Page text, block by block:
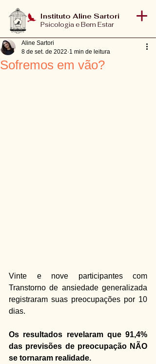
Instituto Aline Sartori
Psicologia e Bem Estar
Sofremos em vão?
Aline Sartori
8 de set. de 2022 1 min de leitura
Vinte e nove participantes com
Transtorno de ansiedade generalizada
registraram suas preocupações por 10
dias.
Os resultados revelaram que 91,4%
das previsões de preocupação NÃO
se tornaram realidade.